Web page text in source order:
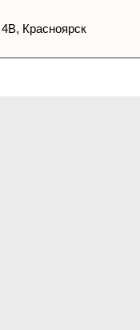
Красноярск